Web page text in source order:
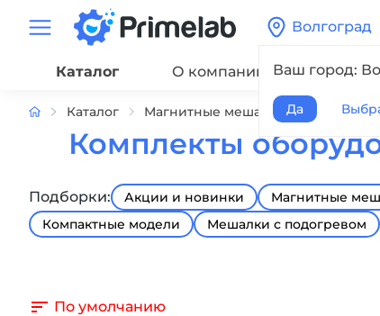
Волгоград
Ваш город:
Да
Каталог О компании Сервис
Каталог Магнитные мешалки
Комплекты
Подборки: Акции и новинки Магнитные
Компактные модели
Мешалки с подогревом
По умолчанию